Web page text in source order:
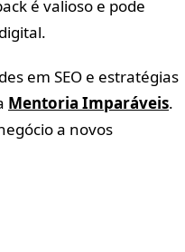
é valioso e pode
em SEO e estratégias
Mentoria Imparáveis.
a novos